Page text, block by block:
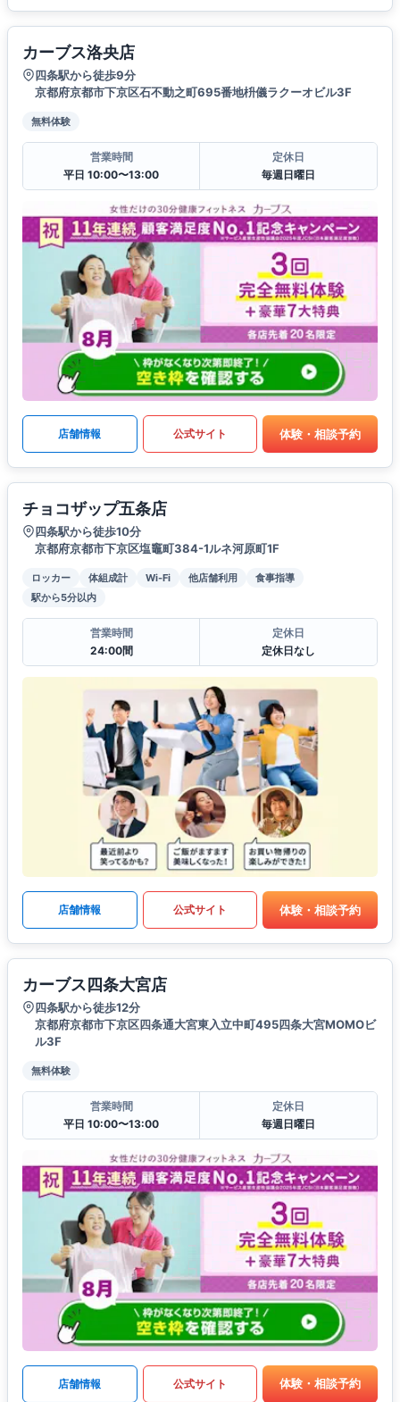
カーブス洛央店
四条駅から徒歩9分
京都府京都市下京区石不動之町695番地枡儀ラクーオビル3F
無料体験
営業時間
平日 10:00〜13:00
定休日
毎週日曜日
店舗情報 公式サイト 体験・相談予約
チョコザップ五条店
四条駅から徒歩10分
京都府京都市下京区塩竈町384-1ルネ河原町1F
ロッカー 体組成計 Wi-Fi 他店舗利用
食事指導
駅から5分以内
営業時間
24:00間
定休日
定休日なし
店舗情報 公式サイト 体験・相談予約
カーブス四条大宮店
四条駅から徒歩12分
京都府京都市下京区四条通大宮東入立中町495四条大宮MOMOビ
ル3F
無料体験
営業時間
平日 10:00〜13:00
定休日
毎週日曜日
店舗情報 公式サイト 体験・相談予約